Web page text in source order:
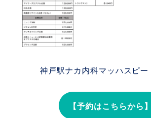
神戸駅ナカ内科マッハスピー
【予約はこちらから】